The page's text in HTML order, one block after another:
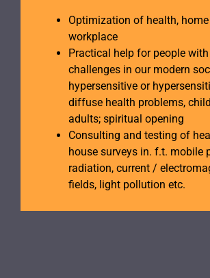
Optimization of health,
workplace
Practical help for people
challenges in our modern
hypersensitive or
diffuse health problems,
adults; spiritual opening
Consulting and testing of
house surveys in. f.t. mobile
radiation, current /
fields, light pollution etc.